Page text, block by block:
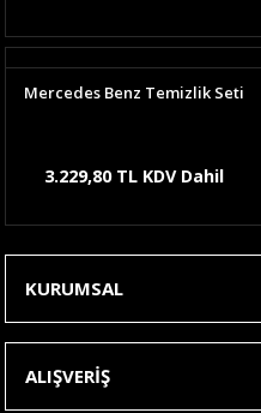
Mercedes Benz Temizlik Seti
3.229,80 TL KDV Dahil
KURUMSAL
ALIŞVERİŞ